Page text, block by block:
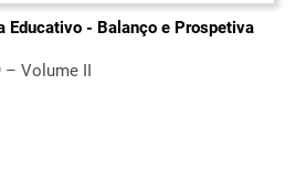
Educativo - Balanço e Prospetiva
– Volume II